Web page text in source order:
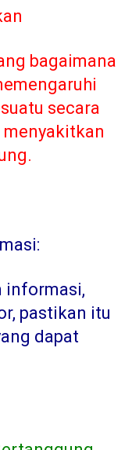
bagaimana
secara
informasi,
pastikan itu
dapat